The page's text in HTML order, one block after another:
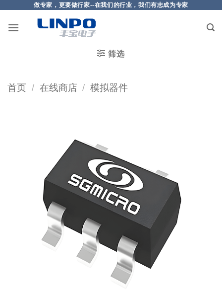
做专家，更要做行家--在我们的行业，我们有志成为专家
筛选
首页 / 在线商店 / 模拟器件